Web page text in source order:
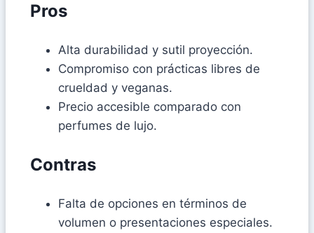
Pros
Alta durabilidad y sutil proyección.
Compromiso con prácticas libres de
crueldad y veganas.
Precio accesible comparado con
perfumes de lujo.
Contras
Falta de opciones en términos de
volumen o presentaciones especiales.